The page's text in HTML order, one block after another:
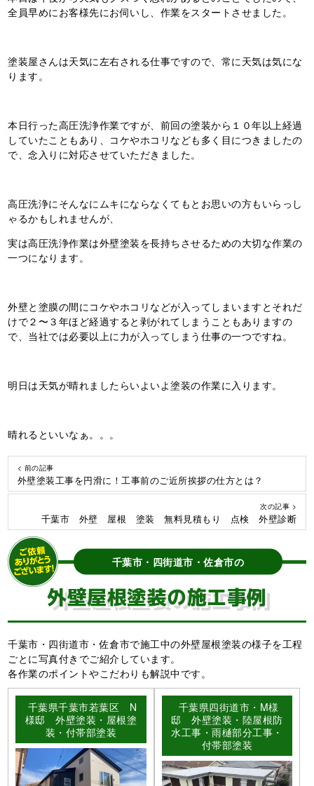
全員早めにお客様先にお伺いし、作業をスタートさせました。
塗装屋さんは天気に左右される仕事ですので、常に天気は気にな
ります。
本日行った高圧洗浄作業ですが、前回の塗装から１０年以上経過
していたこともあり、コケやホコリなども多く目につきましたの
で、念入りに対応させていただきました。
高圧洗浄にそんなにムキにならなくてもとお思いの方もいらっし
ゃるかもしれませんが、
実は高圧洗浄作業は外壁塗装を長持ちさせるための大切な作業の
一つになります。
外壁と塗膜の間にコケやホコリなどが入ってしまいますとそれだ
けで２〜３年ほど経過すると剥がれてしまうこともありますの
で、当社では必要以上に力が入ってしまう仕事の一つですね。
明日は天気が晴れましたらいよいよ塗装の作業に入ります。
晴れるといいなぁ。。。
< 前の記事
外壁塗装工事を円滑に！工事前のご近所挨拶の仕方とは？
次の記事 >
千葉市 外壁 屋根 塗装 無料見積もり 点検 外壁診断
千葉市・四街道市・佐倉市の
外壁屋根塗装の施工事例
千葉市・四街道市・佐倉市で施工中の外壁屋根塗装の様子を工程
ごとに写真付きでご紹介しています。
各作業のポイントやこだわりも解説中です。
千葉県千葉市若葉区 N
様邸 外壁塗装・屋根塗
装・付帯部塗装
千葉県四街道市・M様
邸 外壁塗装・陸屋根防
水工事・雨樋部分工事・
付帯部塗装